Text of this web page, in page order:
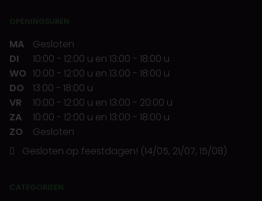
OPENINGSUREN
MA
Gesloten
DI
10:00 - 12:00 u en 13:00 - 18:00 u
WO 10:00 - 12:00 u en 13:00 - 18:00 u
DO
13:00 - 18:00 u
VR
10:00 - 12:00 u en 13:00 - 20:00 u
ZA
10:00 - 12:00 u en 13:00 - 18:00 u
ZO
Gesloten
Gesloten op feestdagen! (14/05, 21/07, 15/08)
CATEGORIEËN